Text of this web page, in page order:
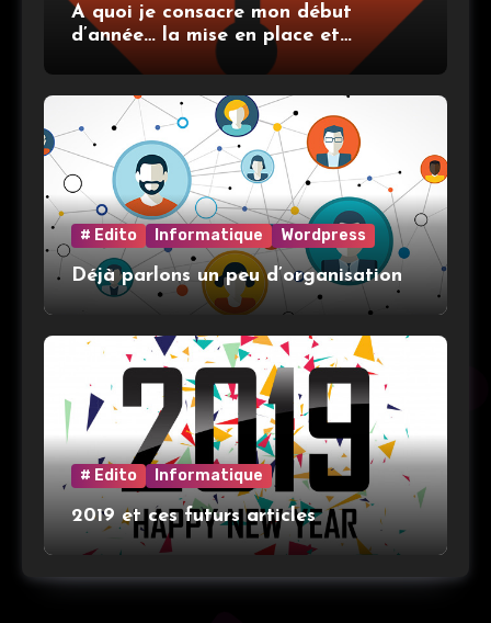
A quoi je consacre mon début
d’année… la mise en place et
l’utilisation de git
# Edito Informatique Wordpress
Déjà parlons un peu d’organisation
# Edito Informatique
2019 et ces futurs articles